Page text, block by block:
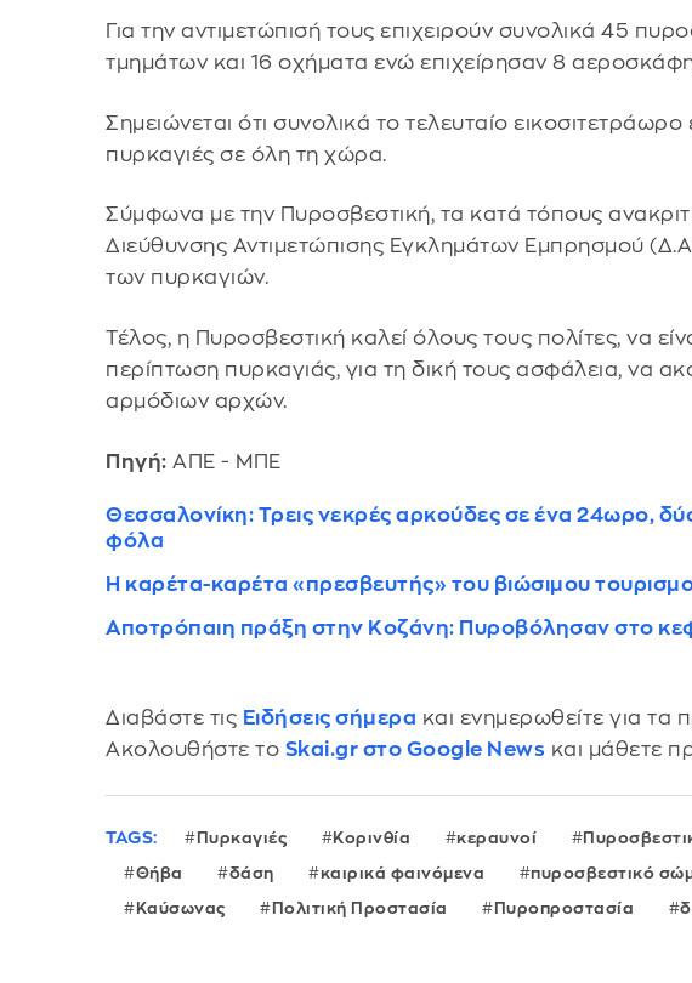
Για την αντιμετώπισή τους επιχειρούν συνολικά 45
τμημάτων και 16 οχήματα ενώ επιχείρησαν 8 αεροσκάφη
Σημειώνεται ότι συνολικά το τελευταίο
πυρκαγιές σε όλη τη χώρα.
Σύμφωνα με την Πυροσβεστική, τα κατά τόπους
Διεύθυνσης Αντιμετώπισης Εγκλημάτων Εμπρησμού
των πυρκαγιών.
Τέλος, η Πυροσβεστική καλεί όλους τους πολίτες, να
περίπτωση πυρκαγιάς, για τη δική τους ασφάλεια, να
αρμόδιων αρχών.
Πηγή: ΑΠΕ - ΜΠΕ
Θεσσαλονίκη: Τρεις νεκρές αρκούδες σε ένα 24ωρο,
φόλα
Η καρέτα-καρέτα «πρεσβευτής» του βιώσιμου
Αποτρόπαιη πράξη στην Κοζάνη: Πυροβόλησαν στο
Διαβάστε τις Ειδήσεις σήμερα και ενημερωθείτε για τα
Ακολουθήστε το Skai.gr στο Google News και μάθετε
TAGS: Πυρκαγιές Κορινθία κεραυνοί
Θήβα δάση καιρικά φαινόμενα πυροσβεστικό
Καύσωνας Πολιτική Προστασία Πυροπροστασία